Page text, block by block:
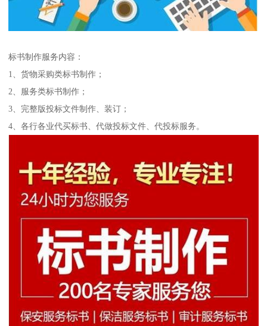
标书制作服务内容：
1、货物采购类标书制作；
2、服务类标书制作；
3、完整版投标文件制作、装订；
4、各行各业代买标书、代做投标文件、代投标服务。